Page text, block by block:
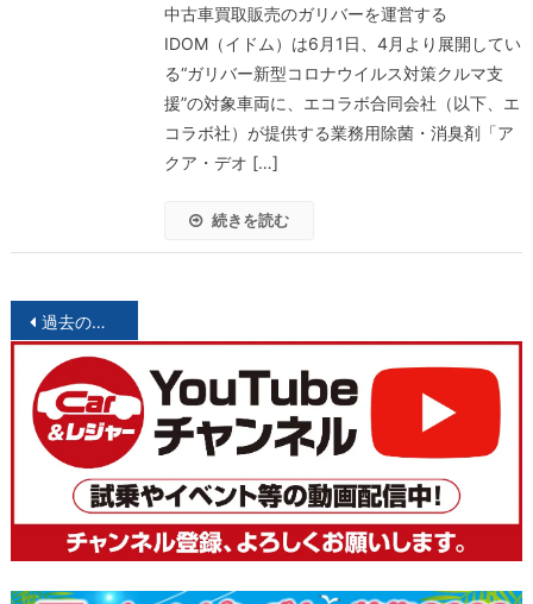
中古車買取販売のガリバーを運営する
IDOM（イドム）は6月1日、4月より展開してい
る“ガリバー新型コロナウイルス対策クルマ支
援”の対象車両に、エコラボ合同会社（以下、エ
コラボ社）が提供する業務用除菌・消臭剤「ア
クア・デオ […]
続きを読む
投
稿
ナ
ビ
ー
過去の投稿